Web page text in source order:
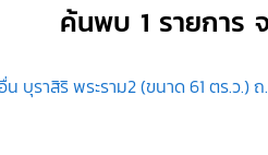
ค้นพบ 1 รายการ
น บุราสิริ พระราม2 (ขนาด 61 ตร.ว